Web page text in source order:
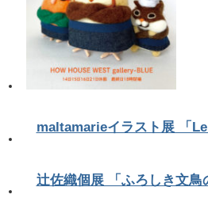
maltamarieイラスト展 「
辻佐織個展 「ふろしき文鳥